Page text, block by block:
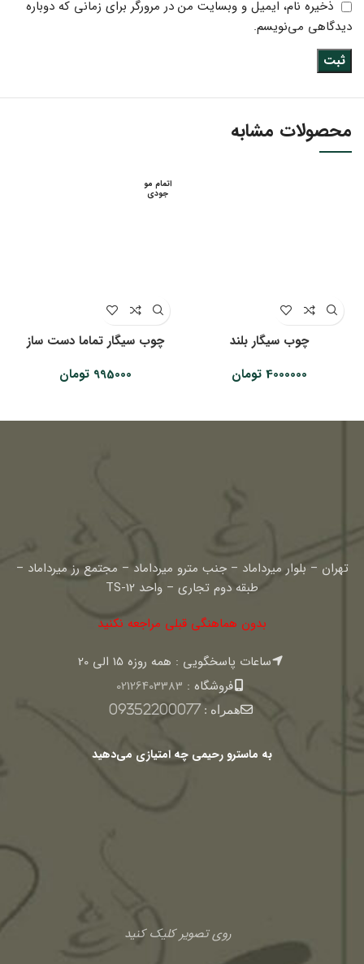
ذخیره نام، ایمیل و وبسایت من در مرورگر برای زمانی که دوباره
دیدگاهی می‌نویسم.
محصولات مشابه
چوب سیگار بلند
4000000 تومان
اتمام مو
جودی
چوب سیگار تماما دست ساز
995000 تومان
تهران – بلوار میرداماد – جنب مترو میرداماد – مجتمع رز میرداماد –
طبقه دوم تجاری – واحد TS-12
بدون هماهنگی قبلی مراجعه نکنید
ساعات پاسخگویی : همه روزه 15 الی 20
فروشگاه : 02126403383
همراه :09352200077
به ماسترو رحیمی چه امتیازی می‌دهید
روی تصویر کلیک کنید